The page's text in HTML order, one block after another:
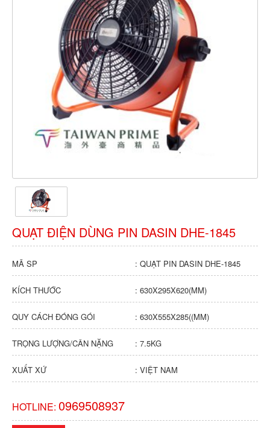
QUẠT ĐIỆN DÙNG PIN DASIN DHE-1845
MÃ SP : QUẠT PIN DASIN DHE-1845
KÍCH THƯỚC : 630X295X620(MM)
QUY CÁCH ĐÓNG GÓI : 630X555X285((MM)
TRỌNG LƯỢNG/CÂN NẶNG : 7.5KG
XUẤT XỨ : VIỆT NAM
HOTLINE: 0969508937